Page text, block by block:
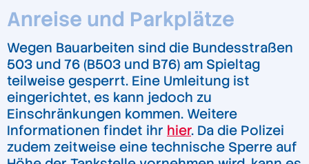
Anreise und Parkplätze
Wegen Bauarbeiten sind die Bundesstraßen
503 und 76 (B503 und B76) am Spieltag
teilweise gesperrt. Eine Umleitung ist
eingerichtet, es kann jedoch zu
Einschränkungen kommen. Weitere
Informationen findet ihr hier. Da die Polizei
zudem zeitweise eine technische Sperre auf